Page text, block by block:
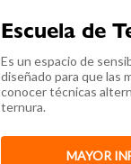
Escuela de
Es un espacio de
diseñado para que las
conocer técnicas
ternura.
MAYOR